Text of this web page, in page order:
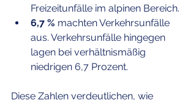
Freizeitunfälle im alpinen Bereich.
6,7 % machten Verkehrsunfälle
aus. Verkehrsunfälle hingegen
lagen bei verhältnismäßig
niedrigen 6,7 Prozent.
Diese Zahlen verdeutlichen, wie